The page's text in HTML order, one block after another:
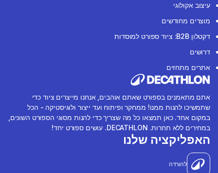
עיצוב אקולוגי
מוצרים מחודשים
דקטלון B2B: ציוד ספורט למוסדות
דרושים
אתרים מתחזים
אתם מתאמנים בספורט שאתם אוהבים, אנחנו מייצרים ציוד כדי
שתמשיכו להנות ממנו! ממחקר ופיתוח ועד ייצור ולוגיסטיקה - הכל
במקום אחד. כאן תמצאו כל מה שצריך כדי להנות מסוגי הספורט השונים,
במחירים ללא תחרות. DECATHLON. עושים ספורט יחד!
האפליקציה שלנו
להורדה